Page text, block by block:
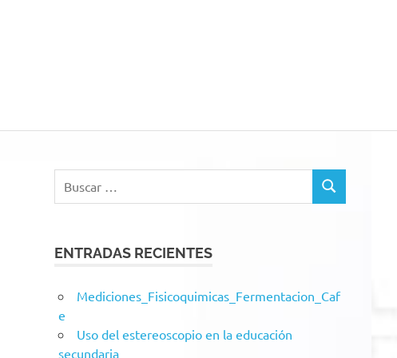
BUSCAR
ENTRADAS RECIENTES
Mediciones_Fisicoquimicas_Fermentacion_Caf
e
Uso del estereoscopio en la educación
secundaria